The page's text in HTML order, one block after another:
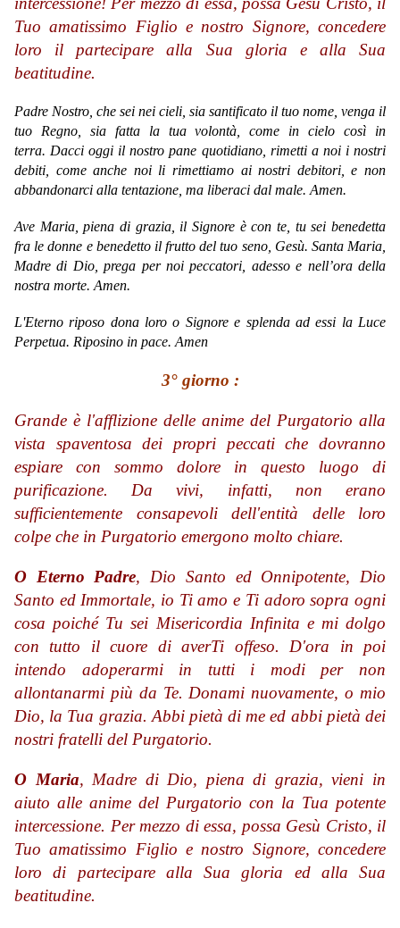
Tuo amatissimo Figlio e nostro Signore, concedere
loro il partecipare alla Sua gloria e alla Sua
beatitudine.
Padre Nostro, che sei nei cieli, sia santificato il tuo nome, venga il
tuo Regno, sia fatta la tua volontà, come in cielo così in
terra. Dacci oggi il nostro pane quotidiano, rimetti a noi i nostri
debiti, come anche noi li rimettiamo ai nostri debitori, e non
abbandonarci alla tentazione, ma liberaci dal male. Amen.
Ave Maria,piena di grazia, il Signore è con te, tu sei benedetta
fra le donne e benedetto il frutto del tuo seno, Gesù. Santa Maria,
Madre di Dio,prega per noi peccatori, adesso e nell’ora della
nostra morte. Amen.
L'Eterno riposo dona loro o Signore e splenda ad essi la Luce
Perpetua. Riposino in pace. Amen
3° giorno :
Grande è l'afflizione delle anime del Purgatorio alla
vista spaventosa dei propri peccati che dovranno
espiare con sommo dolore in questo luogo di
purificazione. Da vivi, infatti, non erano
sufficientemente consapevoli dell'entità delle loro
colpe che in Purgatorio emergono molto chiare.
O Eterno Padre, Dio Santo ed Onnipotente, Dio
Santo ed Immortale, io Ti amo e Ti adoro sopra ogni
cosa poiché Tu sei Misericordia Infinita e mi dolgo
con tutto il cuore di averTi offeso. D'ora in poi
intendo adoperarmi in tutti i modi per non
allontanarmi più da Te. Donami nuovamente, o mio
Dio, la Tua grazia. Abbi pietà di me ed abbi pietà dei
nostri fratelli del Purgatorio.
O Maria, Madre di Dio, piena di grazia, vieni in
aiuto alle anime del Purgatorio con la Tua potente
intercessione. Per mezzo di essa, possa Gesù Cristo, il
Tuo amatissimo Figlio e nostro Signore, concedere
loro di partecipare alla Sua gloria ed alla Sua
beatitudine.